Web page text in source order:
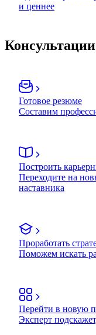
и ценнее
Готовое резюме
Составим
Построить
Переходите на
наставника
Проработать
Поможем искать
Перейти в новую
Эксперт